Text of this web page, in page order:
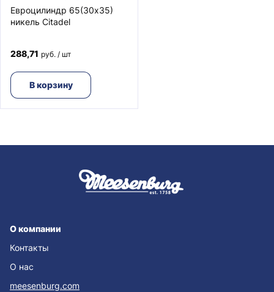
Евроцилиндр 65(30х35)
никель Citadel
288,71 руб. / шт
В корзину
О компании
Контакты
О нас
meesenburg.com